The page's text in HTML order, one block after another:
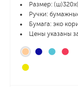
Размер:
Ручки:
Бумага: эко
Цены указаны